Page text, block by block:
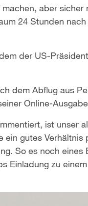
aber sicher
24 Stunden
der US-
dem Abflug aus
Online-
ist unser
gutes Verhältnis
So es noch
Einladung zu